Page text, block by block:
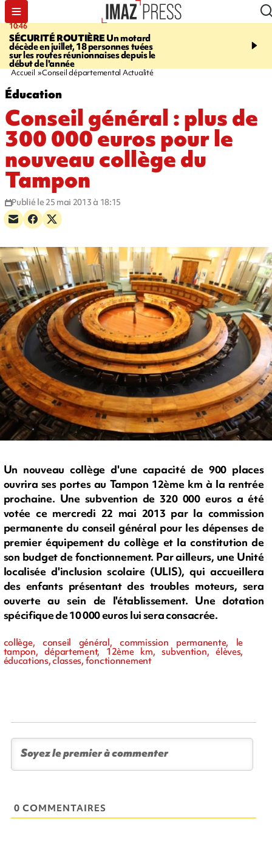
10:46
SÉCURITÉ ROUTIÈREUn motard
décède en juillet, 18 personnes tuées
sur les routes réunionnaises depuis le
début de l'année
13:49
mineurs - un courrier
Accueil Conseil départemental Actualité
Éducation
Conseil général : plus de
300 000 euros pour le
nouveau collège du
Tampon
Publié le 25 mai 2013 à 18:15
Un nouveau collège d'une capacité de 900 places
ouvrira ses portes au Tampon 12ème km à la rentrée
prochaine. Une subvention de 320 000 euros a été
votée ce mercredi 22 mai 2013 par la commission
permanente du conseil général pour les dépenses de
premier équipement du collège et la constitution de
son budget de fonctionnement. Par ailleurs, une Unité
localisée d'inclusion scolaire (ULIS), qui accueillera
des enfants présentant des troubles moteurs, sera
ouverte au sein de l'établissement. Une dotation
spécifique de 10 000 euros lui sera consacrée.
collège, conseil général, commission permanente, le
tampon, département, 12ème km, subvention, élèves,
éducations, classes, fonctionnement
0 COMMENTAIRES